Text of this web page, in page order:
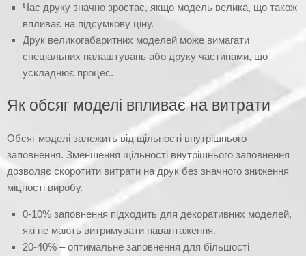
Час друку значно зростає, якщо модель велика, що також
впливає на підсумкову ціну.
Друк великогабаритних моделей може вимагати
спеціальних налаштувань або друку частинами, що
ускладнює процес.
Як обсяг моделі впливає на витрати
Обсяг моделі залежить від щільності внутрішнього
заповнення. Зменшення щільності внутрішнього заповнення
дозволяє скоротити витрати на друк без значного зниження
міцності виробу.
0-10% заповнення підходить для декоративних моделей,
які не мають витримувати навантаження.
20-40% – оптимальне заповнення для більшості